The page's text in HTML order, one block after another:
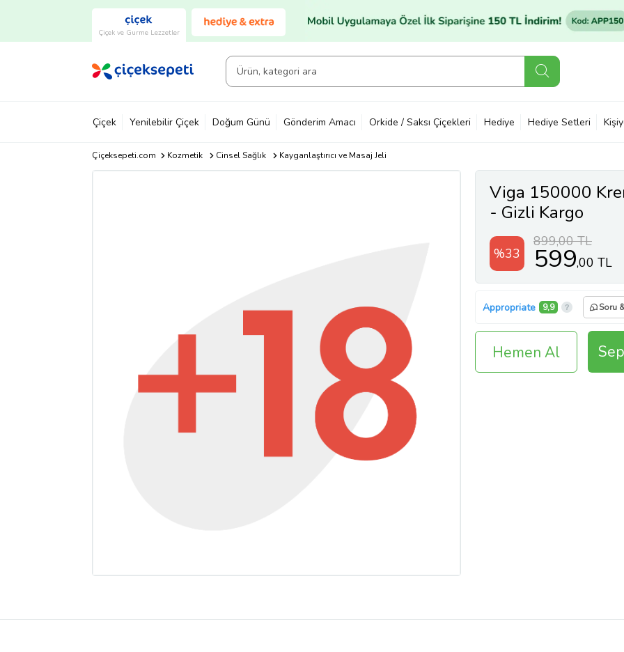
Çiçek ve Gurme Lezzetler
Çiçek Yenilebilir Çiçek Doğum Günü Gönderim Amacı Orkide / Saksı Çiçekleri Hediye Hediye Setleri
Çiçeksepeti.com Kozmetik Cinsel Sağlık Kayganlaştırıcı ve Masaj Jeli
Viga 150000
- Gizli Kargo
%33
899,00 TL
599,00 TL
Appropriate 9,9 Soru
Hemen Al